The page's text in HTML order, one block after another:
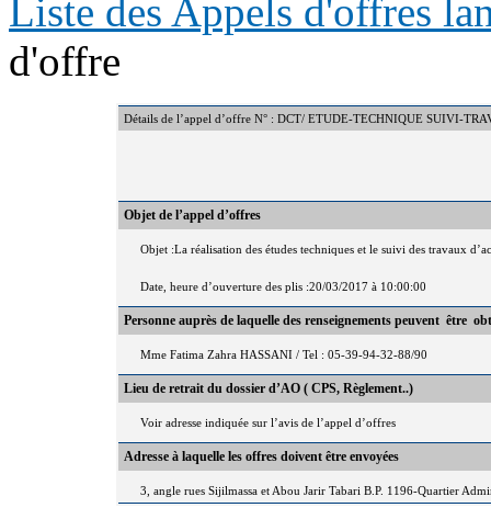
Liste des Appels d'offres
d'offre
Détails de l’appel d’offre N° : DCT/ ETUDE-TECHNIQUE SUIVI-
Objet de l’appel d’offres
Objet :La réalisation des études techniques et le suivi des travaux
Date, heure d’ouverture des plis :20/03/2017 à 10:00:00
Personne auprès de laquelle des renseignements peuvent être
Mme Fatima Zahra HASSANI / Tel : 05-39-94-32-88/90
Lieu de retrait du dossier d’AO ( CPS, Règlement..)
Voir adresse indiquée sur l’avis de l’appel d’offres
Adresse à laquelle les offres doivent être envoyées
3, angle rues Sijilmassa et Abou Jarir Tabari B.P. 1196-Quartier